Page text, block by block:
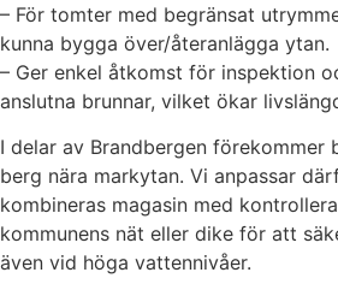
– För tomter med begränsat
kunna bygga över/återanlägga ytan.
– Ger enkel åtkomst för inspektion
anslutna brunnar, vilket ökar
I delar av Brandbergen förekommer
berg nära markytan. Vi anpassar
kombineras magasin med
kommunens nät eller dike för att
även vid höga vattennivåer.